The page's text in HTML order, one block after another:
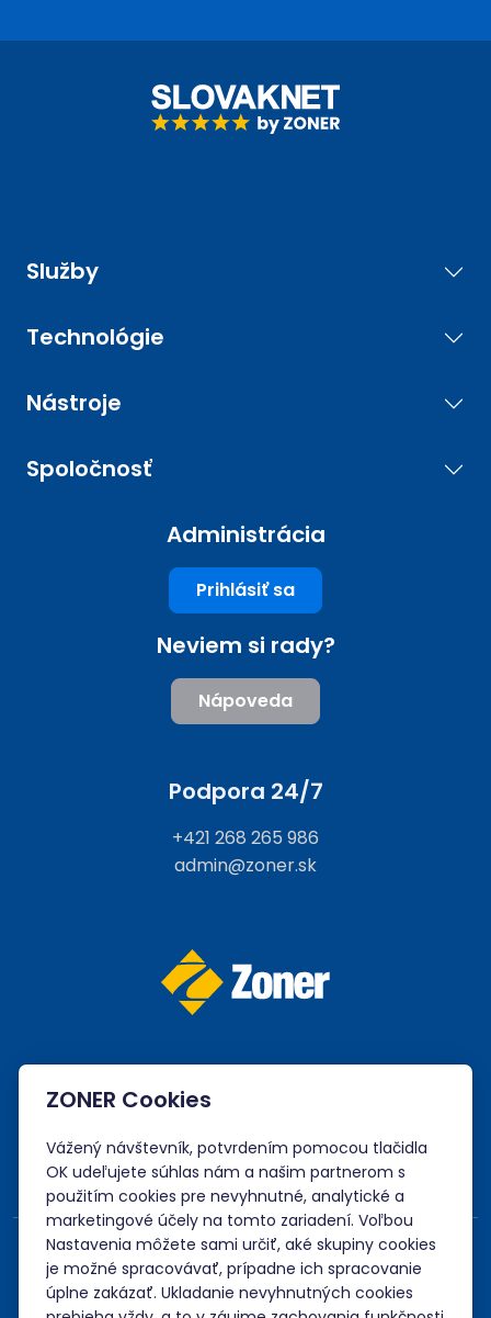
Služby
Technológie
Nástroje
Spoločnosť
Administrácia
Prihlásiť sa
Neviem si rady?
Nápoveda
Podpora 24/7
+421 268 265 986
admin@zoner.sk
Akceptujeme platby kartou, Google/Apple Pay,
ZONER Cookies
Vážený návštevník, potvrdením pomocou tlačidla
OK udeľujete súhlas nám a našim partnerom s
použitím cookies pre nevyhnutné, analytické a
marketingové účely na tomto zariadení. Voľbou
Nastavenia môžete sami určiť, aké skupiny cookies
je možné spracovávať, prípadne ich spracovanie
úplne zakázať. Ukladanie nevyhnutných cookies